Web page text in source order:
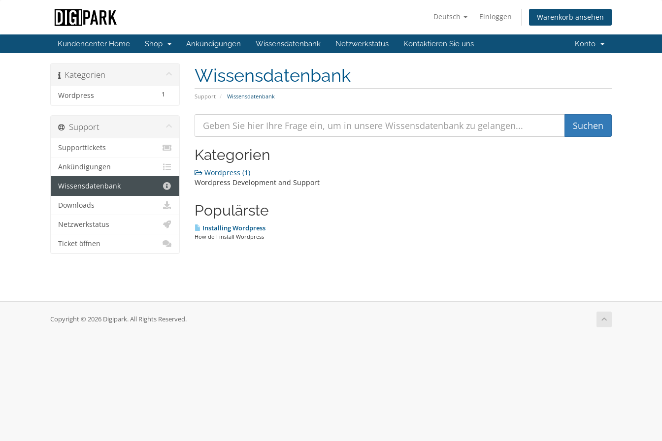
Deutsch Einloggen Warenkorb ansehen
Kundencenter Home Shop Ankündigungen Wissensdatenbank Netzwerkstatus Kontaktieren Sie uns Konto
Wissensdatenbank
Support Wissensdatenbank
Kategorien
1
Wordpress
Kategorien
Wordpress (1)
Wordpress Development and Support
Populärste
Installing Wordpress
How do I install Wordpress
Support
Supporttickets
Ankündigungen
Wissensdatenbank
Downloads
Netzwerkstatus
Ticket öffnen
Copyright © 2026 Digipark. All Rights Reserved.